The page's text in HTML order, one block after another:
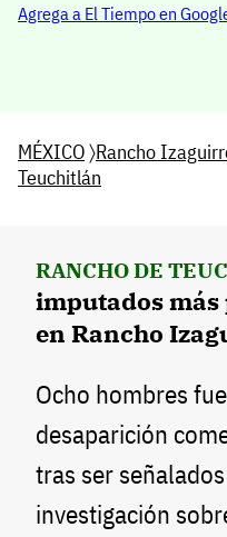
Agrega a El Tiempo en
MÉXICO〉Rancho
Teuchitlán
RANCHO DE
imputados
en Rancho
Ocho hombres
desaparición
tras ser
investigación